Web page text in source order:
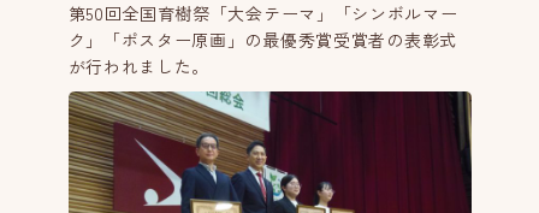
第50回全国育樹祭「大会テーマ」「シンボルマー
ク」「ポスター原画」の最優秀賞受賞者の表彰式
が行われました。